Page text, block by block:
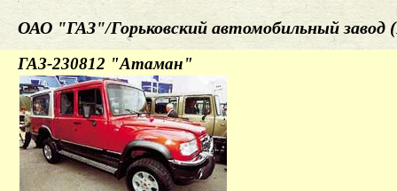
ОАО "ГАЗ"/Горьковский автомобильный завод
ГАЗ-230812 "Атаман"